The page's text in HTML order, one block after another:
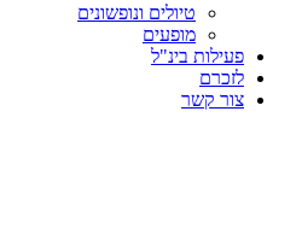
טיולים ונופשונים
מופעים
פעילות בינ"ל
לזכרם
צור קשר